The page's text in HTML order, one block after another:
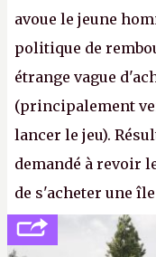
avoue le jeune
politique de
étrange vague
(principalement
lancer le jeu).
demandé à revoir
de s'acheter une
peine 2 000
cher payé que le